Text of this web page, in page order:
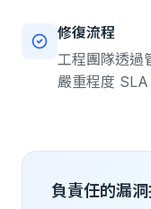
修復流程
工程團隊透過
嚴重程度 SLA
負責任的漏